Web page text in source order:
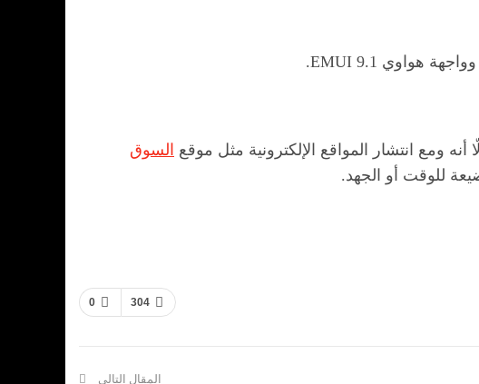
ومع انتشار المواقع الإلكترونية مثل موقع السوق
للوقت أو الجهد.
0 304
المقال التالي